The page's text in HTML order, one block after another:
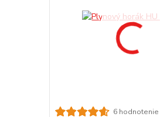
6 hodnotenie